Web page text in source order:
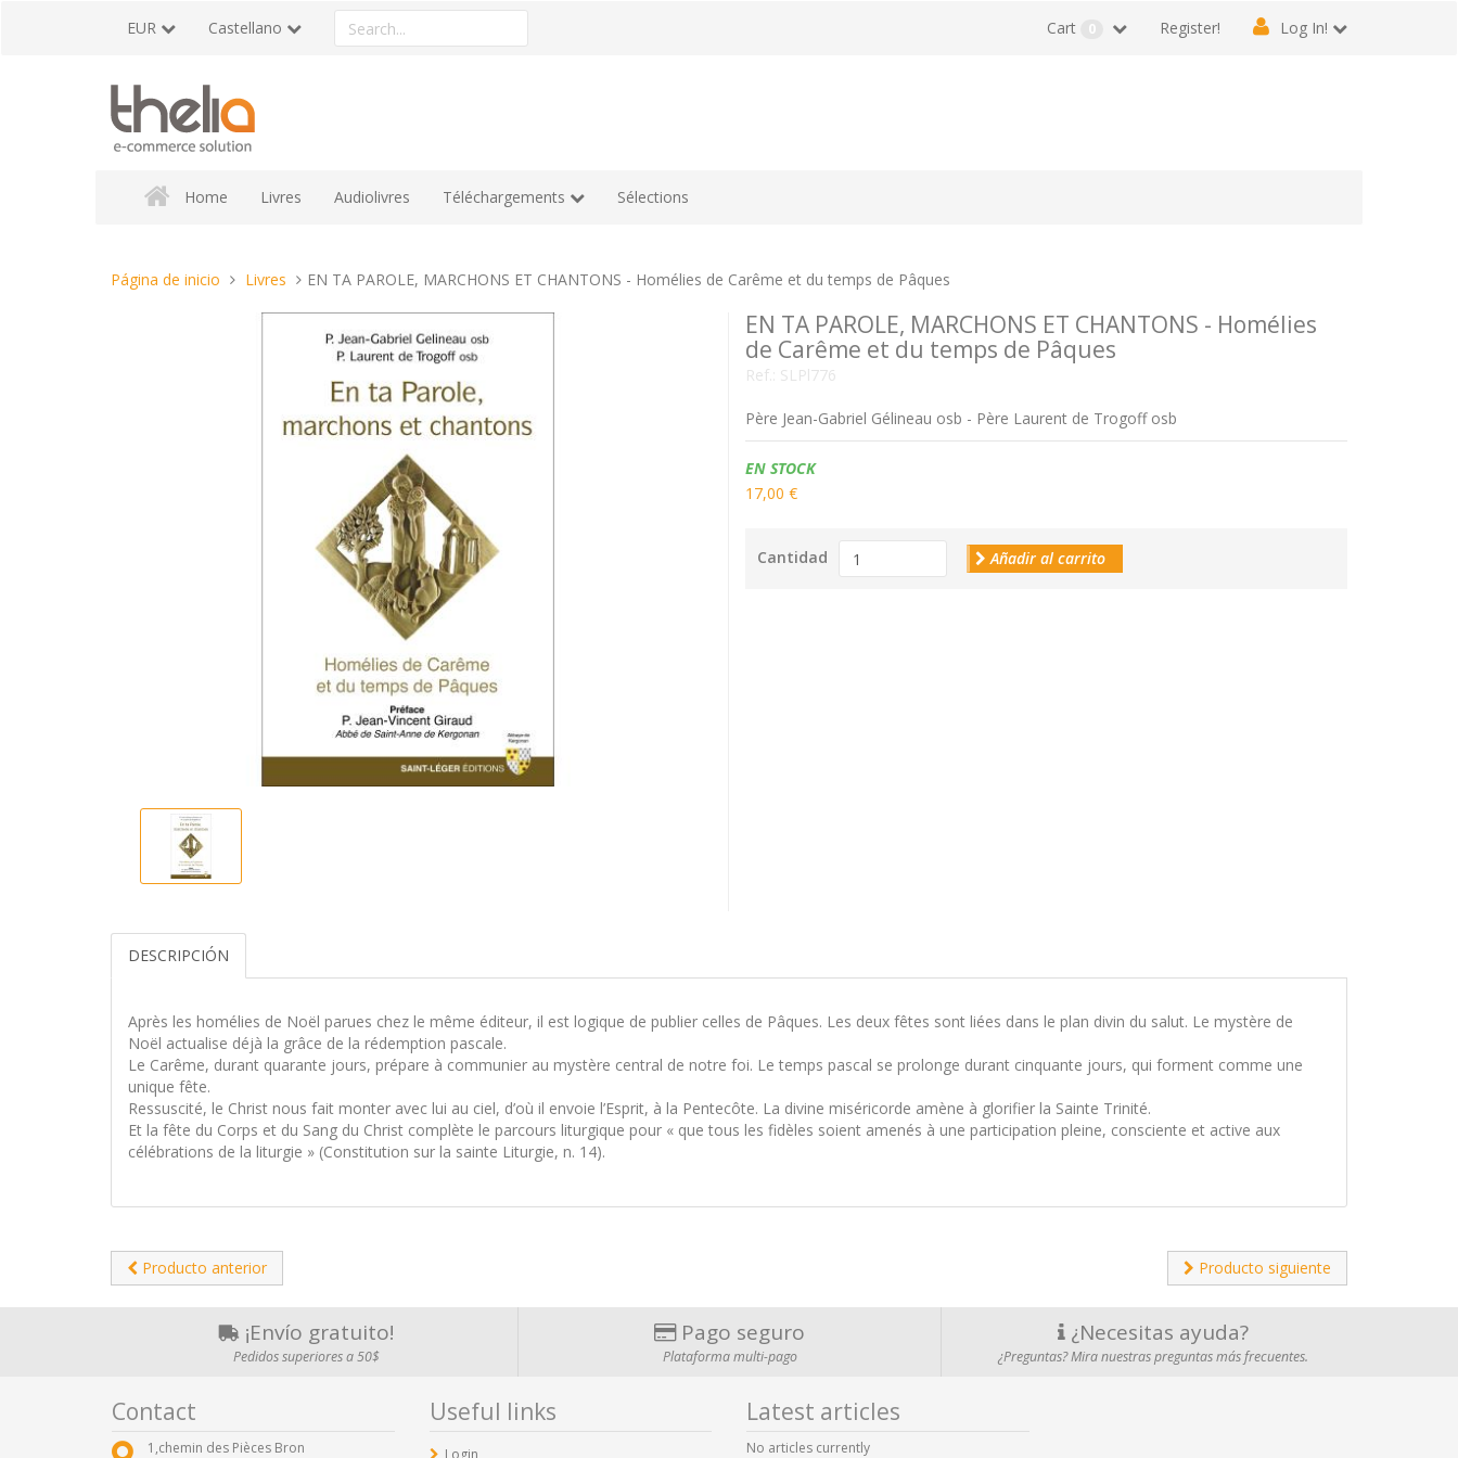
EUR Castellano
Search
a
Register! Log In!
Cart 0
Home Livres Audiolivres Téléchargements Sélections
Estas
Página de inicio Livres EN TA PAROLE, MARCHONS ET CHANTONS - Homélies de Carême et du temps de Pâques
EN TA PAROLE, MARCHONS ET CHANTONS - Homélies
de Carême et du temps de Pâques
Ref.: SLPl776
Père Jean-Gabriel Gélineau osb - Père Laurent de Trogoff osb
Disponibilidad:
EN STOCK
17,00 €
Cantidad Añadir al carrito
DESCRIPCIÓN
Après les homélies de Noël parues chez le même éditeur, il est logique de publier celles de Pâques. Les deux fêtes sont liées dans le plan divin du salut. Le mystère de
Noël actualise déjà la grâce de la rédemption pascale.
Le Carême, durant quarante jours, prépare à communier au mystère central de notre foi. Le temps pascal se prolonge durant cinquante jours, qui forment comme une
unique fête.
Ressuscité, le Christ nous fait monter avec lui au ciel, d’où il envoie l’Esprit, à la Pentecôte. La divine miséricorde amène à glorifier la Sainte Trinité.
Et la fête du Corps et du Sang du Christ complète le parcours liturgique pour « que tous les fidèles soient amenés à une participation pleine, consciente et active aux
célébrations de la liturgie » (Constitution sur la sainte Liturgie, n. 14).
Producto anterior Producto siguiente
¡Envío gratuito!
Pedidos superiores a 50$
Pago seguro
Plataforma multi-pago
¿Necesitas ayuda?
¿Preguntas? Mira nuestras preguntas más frecuentes.
Contact
1,chemin des Pièces Bron
Useful links
Login
Latest articles
No articles currently